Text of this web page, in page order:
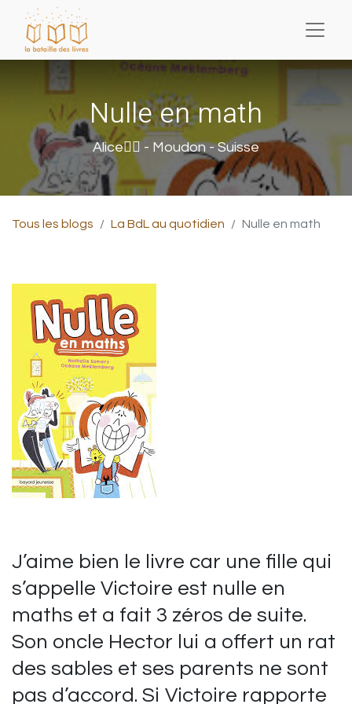
Nulle en math
Alice❤️‍🔥 - Moudon - Suisse
Tous les blogs La BdL au quotidien Nulle en math
J’aime bien le livre car une fille qui
s’appelle Victoire est nulle en
maths et a fait 3 zéros de suite.
Son oncle Hector lui a offert un rat
des sables et ses parents ne sont
pas d’accord. Si Victoire rapporte